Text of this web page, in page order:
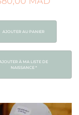
AJOUTER AU PANIER
À MA LISTE DE
NAISSANCE*